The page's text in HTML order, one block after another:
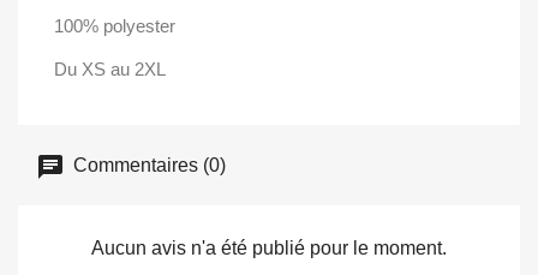
100% polyester
Du XS au 2XL
Commentaires (0)
Aucun avis n'a été publié pour le moment.